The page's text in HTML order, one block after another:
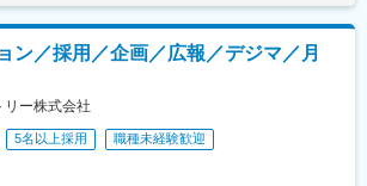
ン／採用／企画／広報／デジマ／月
リー株式会社
5名以上採用
職種未経験歓迎